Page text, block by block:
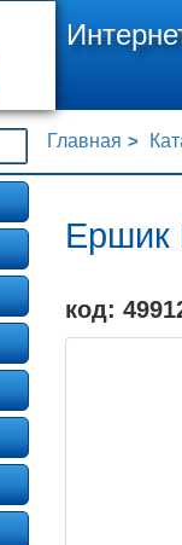
Главная
Ершик
код: